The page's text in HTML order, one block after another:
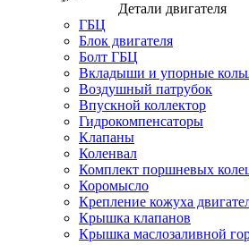
Детали двигателя
ГБЦ
Блок двигателя
Болт ГБЦ
Вкладыши и упорные
Воздушный патрубок
Впускной коллектор
Гидрокомпенсаторы
Клапаны
Коленвал
Комплект поршневых
Коромысло
Крепление кожуха
Крышка клапанов
Крышка маслозаливной